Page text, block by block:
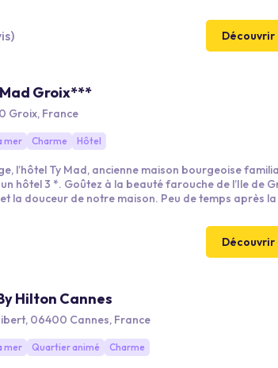
en saison, d’un espace bien-être avec sauna
que d’un cadre calme et verdoyant proche de la
Découvrir
Groix***
Groix, France
mer Charme Hôtel
l’hôtel Ty Mad, ancienne maison bourgeoise
hôtel 3 *. Goûtez à la beauté farouche de l’Ile de
la douceur de notre maison. Peu de temps après
le temps de ressentir les embruns.
Découvrir
Hilton Cannes
06400 Cannes, France
mer Quartier animé Charme